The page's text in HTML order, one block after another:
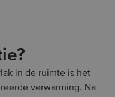
in de ruimte is het
verwarming. Na